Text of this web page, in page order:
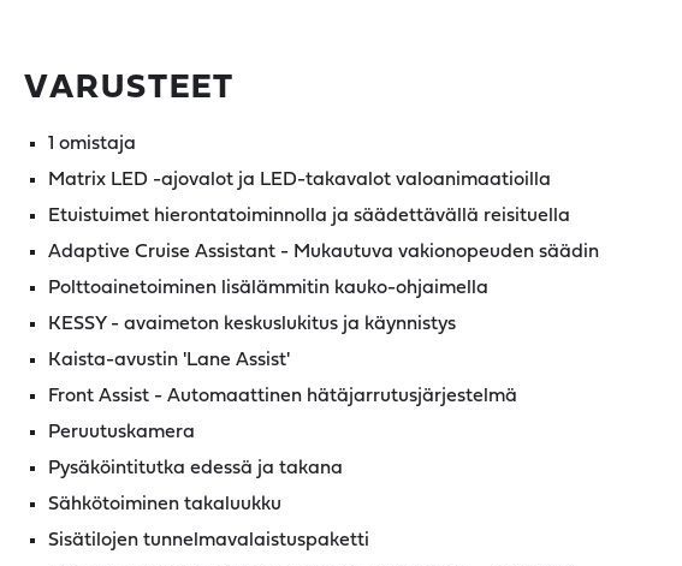
VARUSTEET
1 omistaja
Matrix LED -ajovalot ja LED-takavalot valoanimaatioilla
Etuistuimet hierontatoiminnolla ja säädettävällä reisituella
Adaptive Cruise Assistant - Mukautuva vakionopeuden säädin
Polttoainetoiminen lisälämmitin kauko-ohjaimella
KESSY - avaimeton keskuslukitus ja käynnistys
Kaista-avustin 'Lane Assist'
Front Assist - Automaattinen hätäjarrutusjärjestelmä
Peruutuskamera
Pysäköintitutka edessä ja takana
Sähkötoiminen takaluukku
Sisätilojen tunnelmavalaistuspaketti